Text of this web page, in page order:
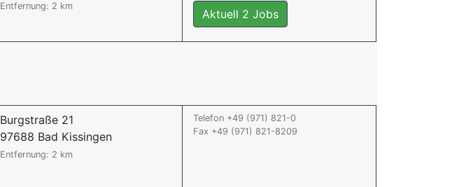
Entfernung: 2 km
Aktuell 2 Jobs
Burgstraße 21
97688 Bad Kissingen
Entfernung: 2 km
Telefon +49 (971) 821-0
Fax +49 (971) 821-8209